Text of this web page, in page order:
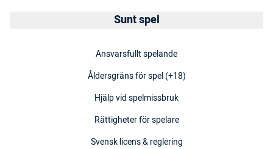
Sunt spel
Ansvarsfullt spelande
Åldersgräns för spel (+18)
Hjälp vid spelmissbruk
Rättigheter för spelare
Svensk licens & reglering